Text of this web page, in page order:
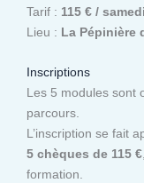
Tarif : 115 € / samedi
Lieu : La Pépinière
Inscriptions
Les 5 modules sont
parcours.
L’inscription se fait
5 chèques de 115 €
formation.